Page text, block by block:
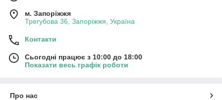
м. Запоріжжя
Трегубова 36, Запоріжжя, Україна
Контакти
Сьогодні працює з 10:00 до 18:00
Показати весь графік роботи
Про нас